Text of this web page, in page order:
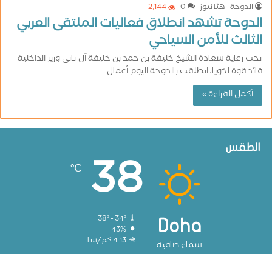
الدوحة - هيّا نيوز
0 2٬144
الدوحة تشهد انطلاق فعاليات الملتقى العربي
الثالث للأمن السياحي
تحت رعاية سعادة الشيخ خليفة بن حمد بن خليفة آل ثاني وزير الداخلية
قائد قوة لخويا، انطلقت بالدوحة اليوم أعمال…
أكمل القراءة »
الطقس
Doha
سماء صافية
38
℃
43%
4.13 كم/سا